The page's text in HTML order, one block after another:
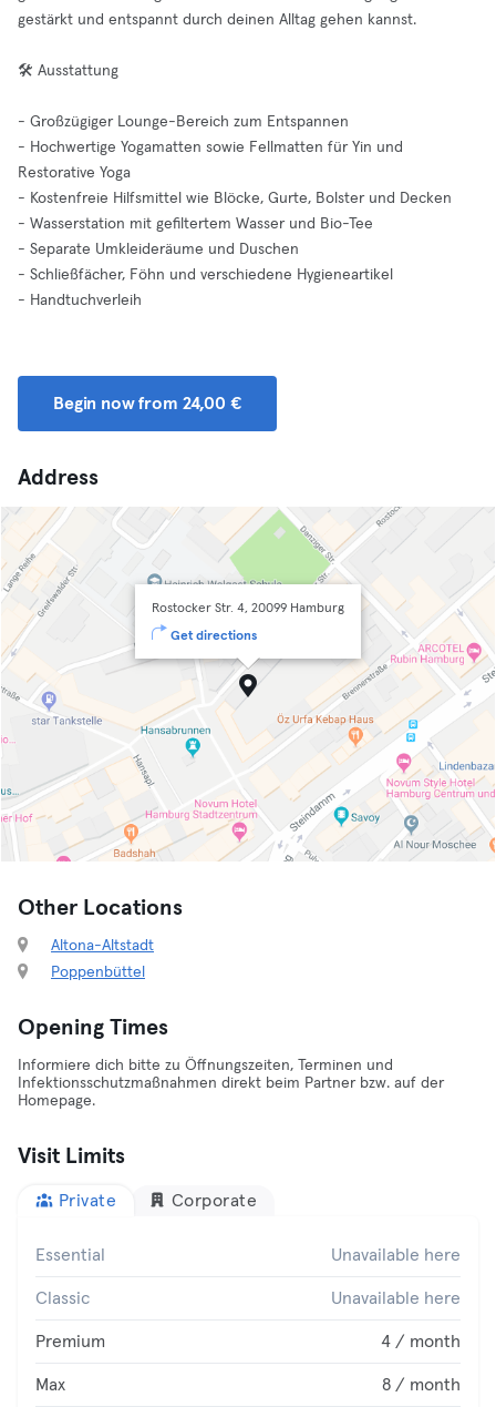
gestärkt und entspannt durch deinen Alltag gehen kannst.
🛠️ Ausstattung
- Großzügiger Lounge-Bereich zum Entspannen
- Hochwertige Yogamatten sowie Fellmatten für Yin und
Restorative Yoga
- Kostenfreie Hilfsmittel wie Blöcke, Gurte, Bolster und Decken
- Wasserstation mit gefiltertem Wasser und Bio-Tee
- Separate Umkleideräume und Duschen
- Schließfächer, Föhn und verschiedene Hygieneartikel
- Handtuchverleih
Begin now from 24,00 €
Address
Rostocker Str. 4, 20099 Hamburg
Get directions
Other Locations
Altona-Altstadt
Poppenbüttel
Opening Times
Informiere dich bitte zu Öffnungszeiten, Terminen und
Infektionsschutzmaßnahmen direkt beim Partner bzw. auf der
Homepage.
Visit Limits
Private Corporate
Essential Unavailable here
Classic Unavailable here
Premium 4 / month
Max 8 / month